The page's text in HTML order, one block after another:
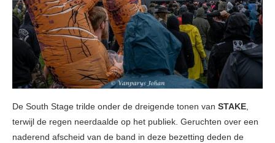
De South Stage trilde onder de dreigende tonen van STAKE,
terwijl de regen neerdaalde op het publiek. Geruchten over een
naderend afscheid van de band in deze bezetting deden de